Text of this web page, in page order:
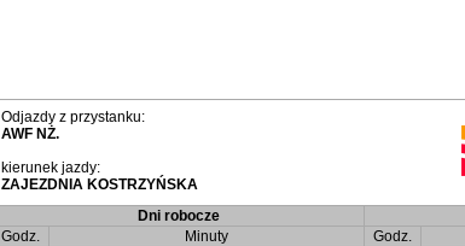
Odjazdy z przystanku:
AWF NŻ.
kierunek jazdy:
ZAJEZDNIA KOSTRZYŃSKA
Dni robocze
Godz.
Minuty Godz.